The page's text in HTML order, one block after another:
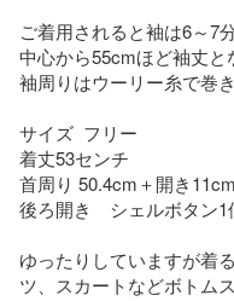
ご着用されると袖は6～7
中心から55cmほど袖丈と
袖周りはウーリー糸で巻
サイズ  フリー
着丈53センチ
首周り 50.4cm＋開き11cm
後ろ開き　シェルボタン1
ゆったりしていますが着
ツ、スカートなどボトム